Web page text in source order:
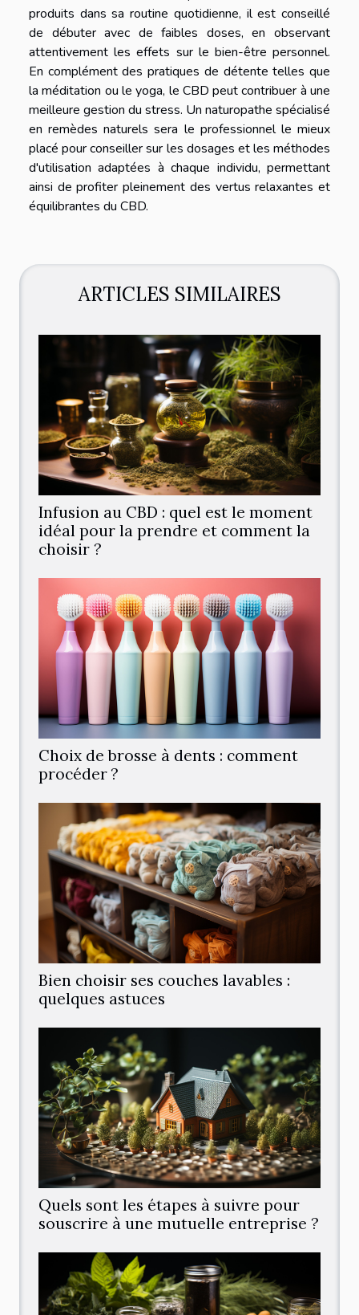
produits dans sa routine quotidienne, il est conseillé
de débuter avec de faibles doses, en observant
attentivement les effets sur le bien-être personnel.
En complément des pratiques de détente telles que
la méditation ou le yoga, le CBD peut contribuer à une
meilleure gestion du stress. Un naturopathe spécialisé
en remèdes naturels sera le professionnel le mieux
placé pour conseiller sur les dosages et les méthodes
d'utilisation adaptées à chaque individu, permettant
ainsi de profiter pleinement des vertus relaxantes et
équilibrantes du CBD.
ARTICLES SIMILAIRES
Infusion au CBD : quel est le moment
idéal pour la prendre et comment la
choisir ?
Choix de brosse à dents : comment
procéder ?
Bien choisir ses couches lavables :
quelques astuces
Quels sont les étapes à suivre pour
souscrire à une mutuelle entreprise ?